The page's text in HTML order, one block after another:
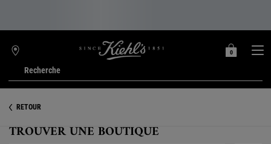
Recherche
TROUVER
BOUTIQUE
MON
0
0 PRODUIT
RETOUR
TROUVER UNE BOUTIQUE